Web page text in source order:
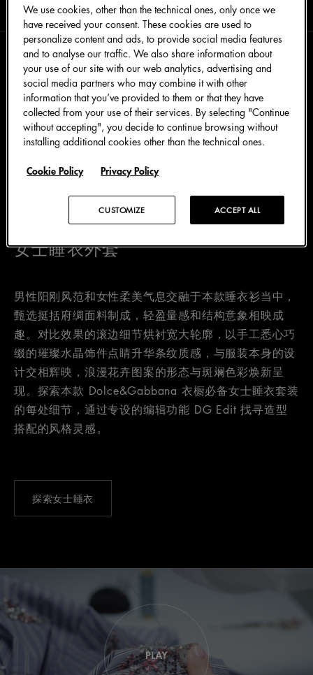
六月 2026
阅读时长0分钟
娴熟匠师将非凡技艺、手工精造、精湛技法相互融萃，
结合对传统之敬畏以及实验精神的融会，尽致体现
Dolce&Gabbana Fatto a Mano 匠人匠心的手作臻
艺。2026 春夏系列倾情呈献各式睡衣、包袋、珠宝和
腕表作品，臻致刺绣和精美饰件以手工逐一巧缀，与矜
贵的上乘材质交织相融，淬炼意大利制造的卓越华服臻
女士睡衣外套
男性阳刚风范和女性柔美气息交融于本款睡衣衫当中，
甄选挺括府绸面料制成，轻盈量感和结构意象相映成
趣。对比效果的滚边细节烘衬宽大轮廓，以手工悉心巧
缀的璀璨水晶饰件点睛升华条纹质感，与服装本身的设
计交相辉映，浪漫花卉图案的形态与斑斓色彩焕新呈
现。探索本款 Dolce&Gabbana 衣橱必备女士睡衣套装
的每处细节，通过专设的编辑功能 DG Edit 找寻造型
搭配的风格灵感。
探索女士睡衣
We use cookies, other than the technical ones, only once we
have received your consent. These cookies are used to
personalize content and ads, to provide social media features
and to analyse our traffic. We also share information about
your use of our site with our web analytics, advertising and
social media partners who may combine it with other
information that you’ve provided to them or that they have
collected from your use of their services. By selecting "Continue
without accepting", you decide to continue browsing without
installing additional cookies other than the technical ones.
Cookie Policy Privacy Policy
ACCEPT ALL
CUSTOMIZE